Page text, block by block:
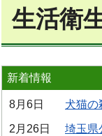
生活衛
新着情報
8月6日 犬猫の
2月26日 埼玉県